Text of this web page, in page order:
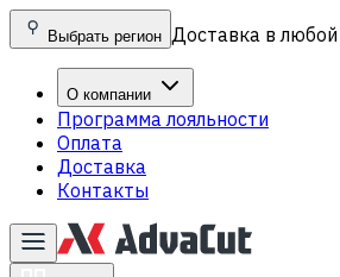
Выбрать регион Доставка в
О компании
Программа лояльности
Оплата
Доставка
Контакты